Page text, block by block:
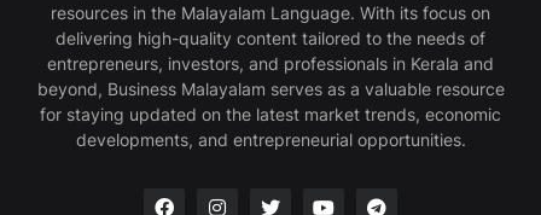
resources in the Malayalam Language. With its focus on
delivering high-quality content tailored to the needs of
entrepreneurs, investors, and professionals in Kerala and
beyond, Business Malayalam serves as a valuable resource
for staying updated on the latest market trends, economic
developments, and entrepreneurial opportunities.